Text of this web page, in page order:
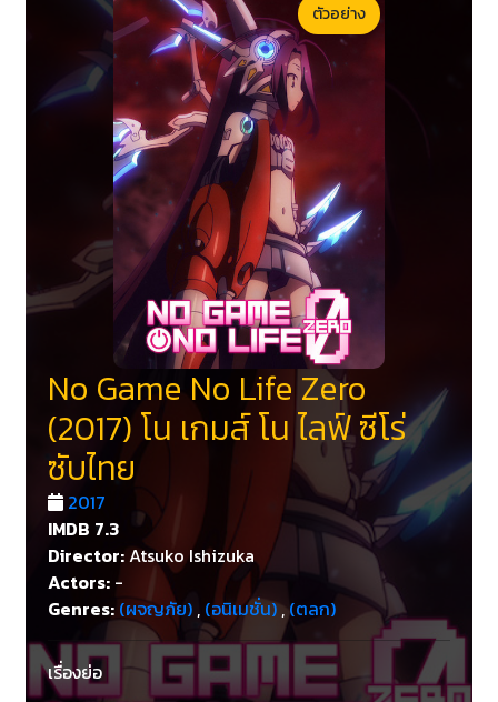
ตัวอย่าง
No Game No Life Zero
(2017) โน เกมส์ โน ไลฟ์ ซีโร่
ซับไทย
2017
IMDB 7.3
Director:Atsuko Ishizuka
Actors: -
Genres: (ผจญภัย) , (อนิเมชั่น),(ตลก)
เรื่องย่อ